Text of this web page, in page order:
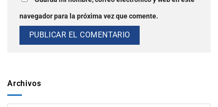
Archivos
navegador para la próxima vez que comente.